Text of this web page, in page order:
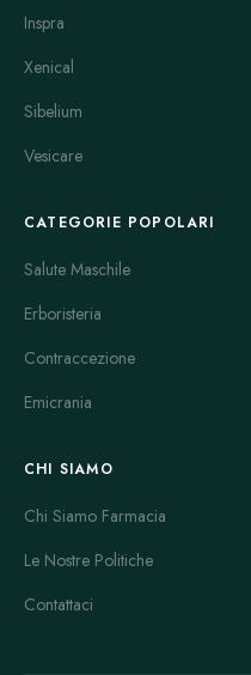
Inspra
Xenical
Sibelium
Vesicare
CATEGORIE POPOLARI
Salute Maschile
Erboristeria
Contraccezione
Emicrania
CHI SIAMO
Chi Siamo Farmacia
Le Nostre Politiche
Contattaci